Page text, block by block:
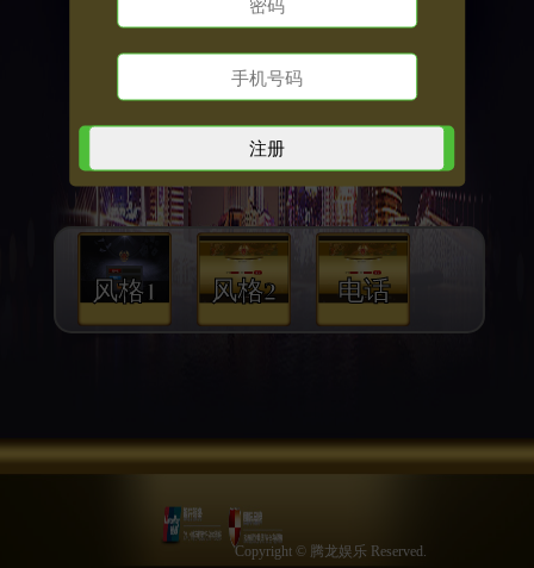
风格1 风格2 电话
Copyright © 腾龙娱乐 Reserved.